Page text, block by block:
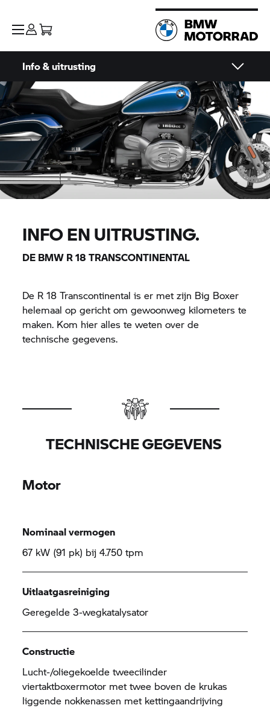
Info & uitrusting
INFO EN UITRUSTING.
DE BMW R 18 TRANSCONTINENTAL
De R 18 Transcontinental is er met zijn Big Boxer
helemaal op gericht om gewoonweg kilometers te
maken. Kom hier alles te weten over de
technische gegevens.
TECHNISCHE GEGEVENS
Motor
Nominaal vermogen
67 kW (91 pk) bij 4.750 tpm
Uitlaatgasreiniging
Geregelde 3-wegkatalysator
Constructie
Lucht-/oliegekoelde tweecilinder
viertaktboxermotor met twee boven de krukas
liggende nokkenassen met kettingaandrijving